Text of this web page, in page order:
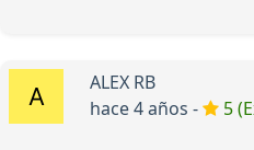
ALEX RB
hace 4 años -
5